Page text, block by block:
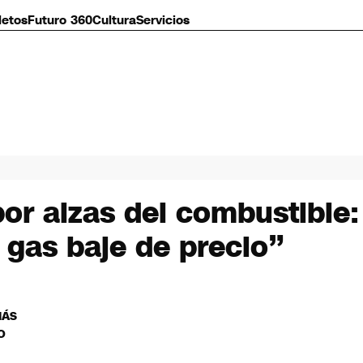
Futuro 360CulturaServicios
alzas del
baje de precio”